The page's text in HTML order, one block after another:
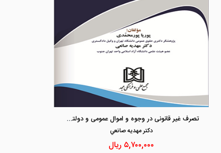
تصرف غیر قانونی در وجوه و اموال عمومی و دولتی در مالیه عمومی ایران
دكتر مهديه صانعي
۵,۷۰۰,۰۰۰ ریال